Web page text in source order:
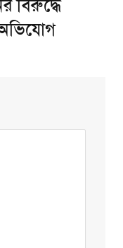
বিরুদ্ধে
অভিযোগ